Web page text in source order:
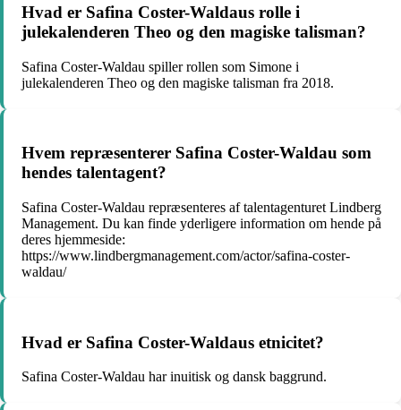
Hvad er Safina Coster-Waldaus rolle i
julekalenderen Theo og den magiske talisman?
Safina Coster-Waldau spiller rollen som Simone i
julekalenderen Theo og den magiske talisman fra 2018.
Hvem repræsenterer Safina Coster-Waldau som
hendes talentagent?
Safina Coster-Waldau repræsenteres af talentagenturet Lindberg
Management. Du kan finde yderligere information om hende på
deres hjemmeside:
https://www.lindbergmanagement.com/actor/safina-coster-
waldau/
Hvad er Safina Coster-Waldaus etnicitet?
Safina Coster-Waldau har inuitisk og dansk baggrund.